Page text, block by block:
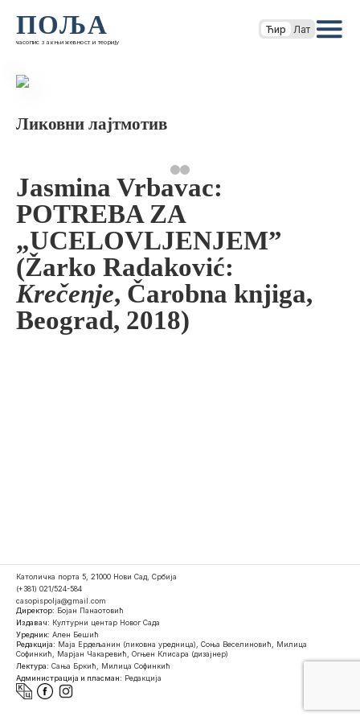
ПОЉА
часопис за књижевност и теорију
Ћир Лат
Ликовни лајтмотив
Jasmina Vrbavac:
POTREBA ZA
„UCELOVLJENJEM”
(Žarko Radaković:
Krečenje, Čarobna knjiga,
Beograd, 2018)
Католичка порта 5, 21000 Нови Сад, Србија
(+381) 021/524-584
casopispolja@gmail.com
Директор: Бојан Панаотовић
Издавач: Културни центар Новог Сада
Уредник: Ален Бешић
Редакција: Маја Ердељанин (ликовна уредница), Соња Веселиновић, Милица
Софинкић, Марјан Чакаревић, Огњен Клисара (дизајнер)
Лектура: Сања Бркић, Милица Софинкић
Администрација и пласман: Редакција